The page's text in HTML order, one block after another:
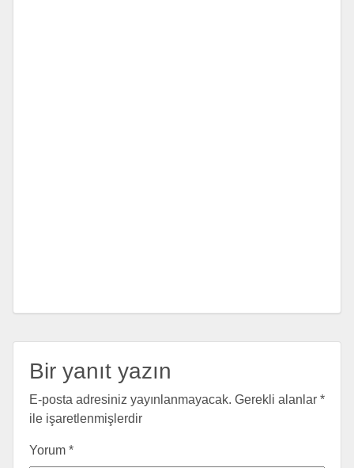
Bir yanıt yazın
E-posta adresiniz yayınlanmayacak. Gerekli alanlar *
ile işaretlenmişlerdir
Yorum *